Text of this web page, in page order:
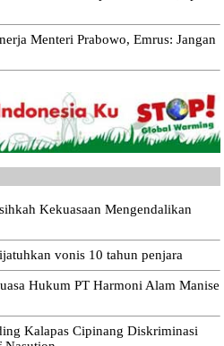
Menteri Prabowo, Emrus: Jangan
Kekuasaan Mengendalikan
vonis 10 tahun penjara
Hukum PT Harmoni Alam Manise
Kalapas Cipinang Diskriminasi